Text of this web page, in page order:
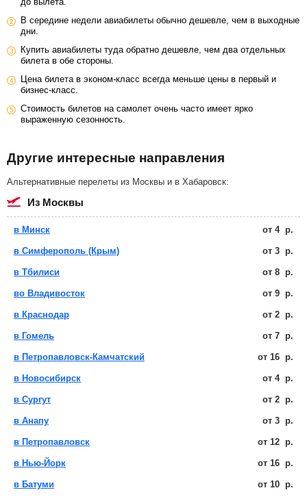
В середине недели авиабилеты обычно дешевле, чем в выходные
дни.
Купить авиабилеты туда обратно дешевле, чем два отдельных
билета в обе стороны.
Цена билета в эконом-класс всегда меньше цены в первый и
бизнес-класс.
Стоимость билетов на самолет очень часто имеет ярко
выраженную сезонность.
Другие интересные направления
Альтернативные перелеты из Москвы и в Хабаровск:
из Москвы
в Минск от 4 р.
в Симферополь (Крым) от 3 р.
в Тбилиси от 8 р.
во Владивосток от 9 р.
в Краснодар от 2 р.
в Гомель от 7 р.
в Петропавловск-Камчатский от 16 р.
в Новосибирск от 4 р.
в Сургут от 2 р.
в Анапу от 3 р.
в Петропавловск от 12 р.
в Нью-Йорк от 16 р.
в Батуми от 10 р.